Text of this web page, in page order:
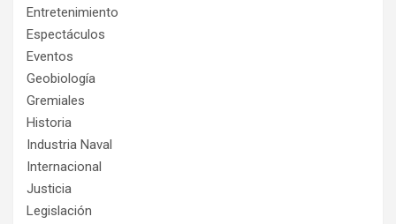
Entretenimiento
Espectáculos
Eventos
Geobiología
Gremiales
Historia
Industria Naval
Internacional
Justicia
Legislación